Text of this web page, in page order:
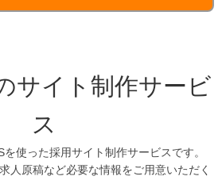
サイト制作サービ
ス
使った採用サイト制作サービスです。
人原稿など必要な情報をご用意いただく